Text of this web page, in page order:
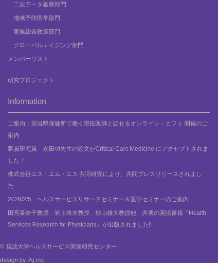
二次データ基盤部門
地域予防医学部門
家族総合政策部門
グローバルエイジング部門
メンバーリスト
研究プロジェクト
Information
ご案内：茨城県保健所で働く現役医師と話せるオンライン・カフェ 開催のご
案内
客員研究員 永田功先生の論文がCritical Care Medicine にアクセプトされま
した！
株式会社エス・エム・エス 共同研究により、共同プレスリリースされまし
た
2026/2/5 ヘルスサービスリサーチセミナー＆医学セミナーのご案内
田宮菜奈子教授、岩上将夫教授、杉山雄大教授他 共著の英語書籍「Health
Services Research for Physicians」が出版されました‼
© 筑波大学ヘルスサービス開発研究センター
design by Pg inc.